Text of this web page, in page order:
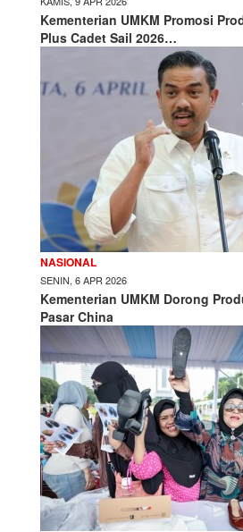
Kementerian UMKM Promosi
Plus Cadet Sail 2026…
NASIONAL
SENIN, 6 APR 2026
Kementerian UMKM Dorong
Pasar China